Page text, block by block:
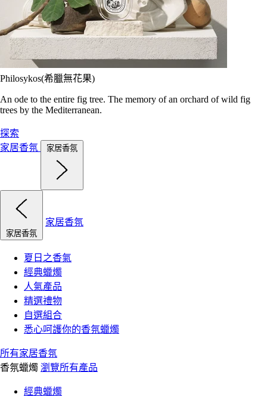
Philosykos(希臘無花果)
An ode to the entire fig tree. The memory of an orchard of wild fig
trees by the Mediterranean.
探索
家居香氛
家居香氛
家居香氛
家居香氛
夏日之香氣
經典蠟燭
人氣產品
精選禮物
自選組合
悉心呵護你的香氛蠟燭
所有家居香氛
香氛蠟燭 瀏覽所有產品
經典蠟燭